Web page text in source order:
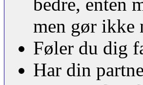
men gør ikke
Føler du dig
Har din